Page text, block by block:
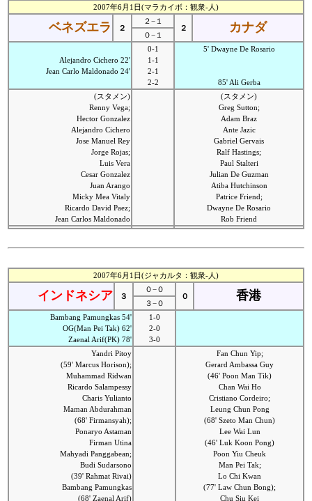
2007年6月1日(マラカイボ：観衆-人)
ベネズエラ ２
２−１
２
カナダ
０−１
Alejandro Cichero 22'
Jean Carlo Maldonado 24'
0-1
1-1
2-1
2-2
5' Dwayne De Rosario
85' Ali Gerba
(スタメン)
Renny Vega;
Hector Gonzalez
Alejandro Cichero
Jose Manuel Rey
Jorge Rojas;
Luis Vera
Cesar Gonzalez
Juan Arango
Micky Mea Vitaly
Ricardo David Paez;
Jean Carlos Maldonado
(スタメン)
Greg Sutton;
Adam Braz
Ante Jazic
Gabriel Gervais
Ralf Hastings;
Paul Stalteri
Julian De Guzman
Atiba Hutchinson
Patrice Friend;
Dwayne De Rosario
Rob Friend
2007年6月1日(ジャカルタ：観衆-人)
インドネシア ３
０−０
０
香港
３−０
Bambang Pamungkas 54'
OG(Man Pei Tak) 62'
Zaenal Arif(PK) 78'
1-0
2-0
3-0
Yandri Pitoy
(59' Marcus Horison);
Muhammad Ridwan
Ricardo Salampessy
Charis Yulianto
Maman Abdurahman
(68' Firmansyah);
Ponaryo Astaman
Firman Utina
Mahyadi Panggabean;
Budi Sudarsono
(39' Rahmat Rivai)
Bambang Pamungkas
(68' Zaenal Arif)
Fan Chun Yip;
Gerard Ambassa Guy
(46' Poon Man Tik)
Chan Wai Ho
Cristiano Cordeiro;
Leung Chun Pong
(68' Szeto Man Chun)
Lee Wai Lun
(46' Luk Koon Pong)
Poon Yiu Cheuk
Man Pei Tak;
Lo Chi Kwan
(77' Law Chun Bong);
Chu Siu Kei